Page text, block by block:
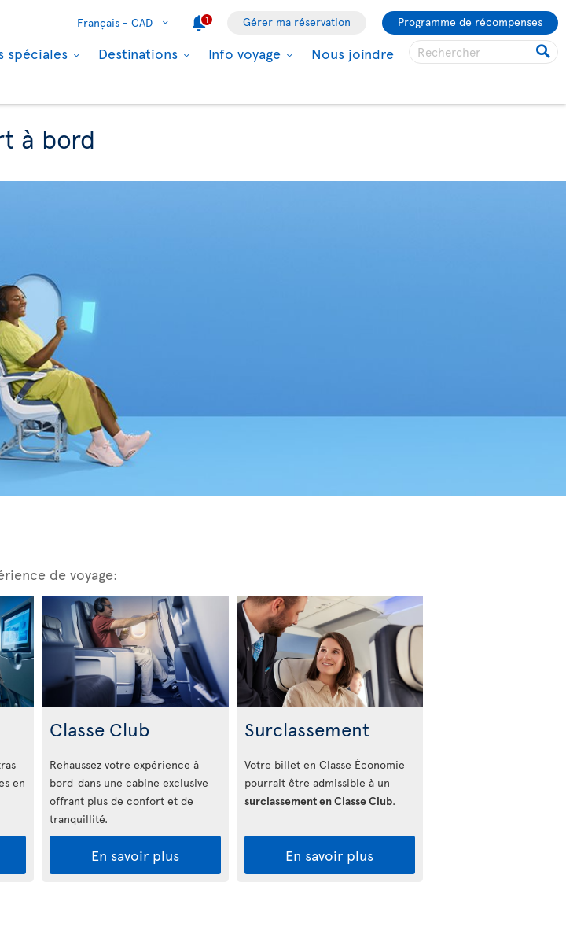
Français - CAD 1 Gérer ma réservation Programme de récompenses
spéciales Destinations Info voyage Nous joindre
à bord
de voyage:
en
Classe Club
Rehaussez votre expérience à
bord dans une cabine exclusive
offrant plus de confort et de
tranquillité.
En savoir plus
Surclassement
Votre billet en Classe Économie
pourrait être admissible à un
surclassement en Classe Club.
En savoir plus